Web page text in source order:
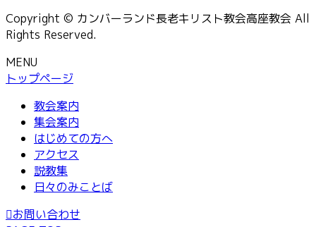
Copyright © カンバーランド長老キリスト教会高座教会 All
Rights Reserved.
MENU
トップページ
教会案内
集会案内
はじめての方へ
アクセス
説教集
日々のみことば
お問い合わせ